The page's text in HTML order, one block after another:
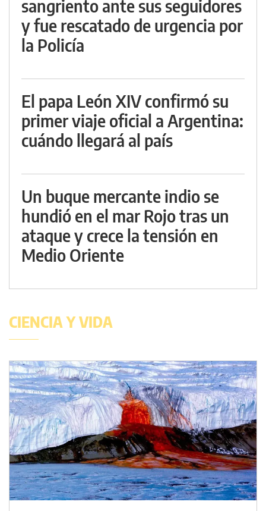
sangriento ante sus seguidores
y fue rescatado de urgencia por
la Policía
El papa León XIV confirmó su
primer viaje oficial a Argentina:
cuándo llegará al país
Un buque mercante indio se
hundió en el mar Rojo tras un
ataque y crece la tensión en
Medio Oriente
CIENCIA Y VIDA